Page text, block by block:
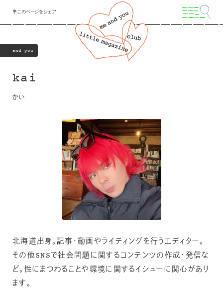
💐このページをシェア
and you
kai
かい
北海道出身。記事・動画やライティングを行うエディター。
その他SNSで社会問題に関するコンテンツの作成・発信な
ど。性にまつわることや環境に関するイシューに関心があり
ます。